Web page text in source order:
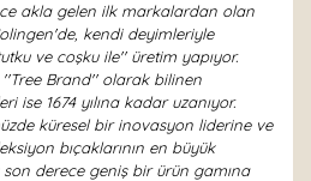
akla gelen ilk markalardan olan
kendi deyimleriyle
ve coşku ile'' üretim yapıyor.
Brand'' olarak bilinen
ise 1674 yılına kadar uzanıyor.
küresel bir inovasyon liderine ve
bıçaklarının en büyük
derece geniş bir ürün gamına